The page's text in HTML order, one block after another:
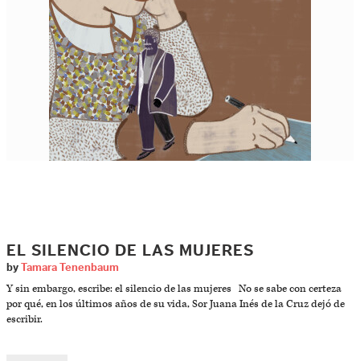
EL SILENCIO DE LAS MUJERES
by Tamara Tenenbaum
Y sin embargo, escribe: el silencio de las mujeres No se sabe con certeza
por qué, en los últimos años de su vida, Sor Juana Inés de la Cruz dejó de
escribir.